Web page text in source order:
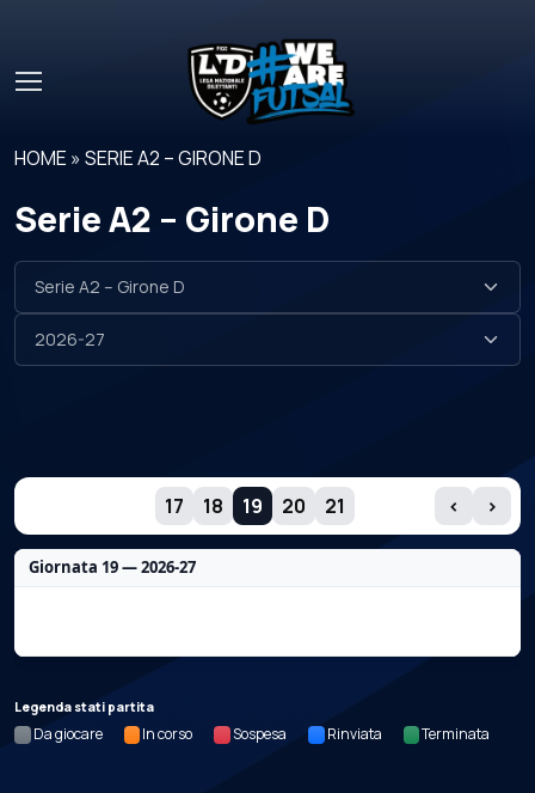
HOME »SERIE A2 – GIRONE D
Serie A2 – Girone D
17 18 19 20 21 ‹ ›
Giornata 19 — 2026-27
Legenda stati partita
Da giocare In corso Sospesa Rinviata Terminata